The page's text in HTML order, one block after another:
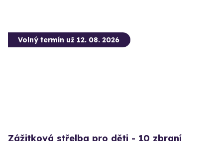
Volný termín už 12. 08. 2026
Zážitková střelba pro děti - 10 zbraní